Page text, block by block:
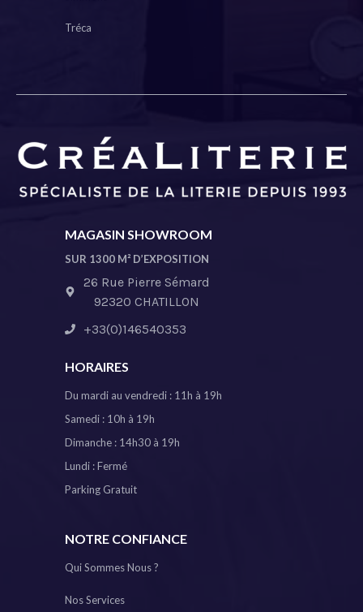
Tréca
MAGASIN SHOWROOM
SUR 1300 M² D’EXPOSITION
26 Rue Pierre Sémard
92320 CHATILLON
+33(0)146540353
HORAIRES
Du mardi au vendredi : 11h à 19h
Samedi : 10h à 19h
Dimanche : 14h30 à 19h
Lundi : Fermé
Parking Gratuit
NOTRE CONFIANCE
Qui Sommes Nous ?
Nos Services